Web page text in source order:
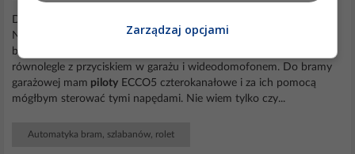
Dzięki (at)kotbury Podłączyłem i wszystko działa bez problemu.
Natomiast jeszcze jeden pomysł mam a mianowicie czy nie można
by było zastosować jeszcze przekaźnika np Proxima? Wpiąć
równolegle z przyciskiem w garażu i wideodomofonem. Do bramy
garażowej mam piloty ECCO5 czterokanałowe i za ich pomocą
mógłbym sterować tymi napędami. Nie wiem tylko czy...
Automatyka bram, szlabanów, rolet
Zarządzaj opcjami